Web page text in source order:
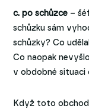
c. po schůzce –
schůzku sám
schůzky? Co
Co naopak
v obdobné situaci
Když toto